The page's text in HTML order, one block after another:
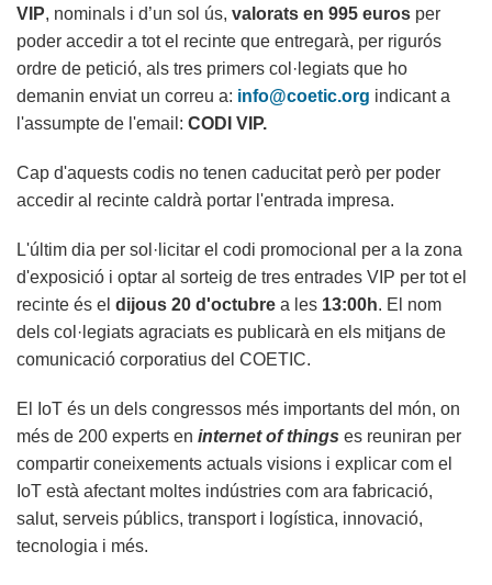
VIP, nominals i d’un sol ús, valorats en 995 euros per
poder accedir a tot el recinte que entregarà, per rigurós
ordre de petició, als tres primers col·legiats que ho
demanin enviat un correu a: info@coetic.org indicant a
l'assumpte de l'email: CODI VIP.
Cap d'aquests codis no tenen caducitat però per poder
accedir al recinte caldrà portar l'entrada impresa.
L'últim dia per sol·licitar el codi promocional per a la zona
d'exposició i optar al sorteig de tres entrades VIP per tot el
recinte és el dijous 20 d'octubre a les 13:00h. El nom
dels col·legiats agraciats es publicarà en els mitjans de
comunicació corporatius del COETIC.
El IoT és un dels congressos més importants del món, on
més de 200 experts en internet of things es reuniran per
compartir coneixements actuals visions i explicar com el
IoT està afectant moltes indústries com ara fabricació,
salut, serveis públics, transport i logística, innovació,
tecnologia i més.